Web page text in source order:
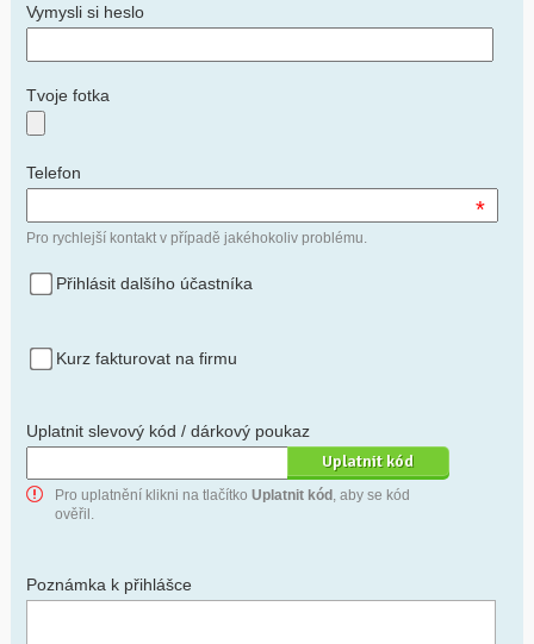
Vymysli si heslo
Tvoje fotka
Telefon
*
Pro rychlejší kontakt v případě jakéhokoliv problému.
Přihlásit dalšího účastníka
Kurz fakturovat na firmu
Uplatnit slevový kód / dárkový poukaz
Pro uplatnění klikni na tlačítko Uplatnit kód , aby se kód
ověřil.
Poznámka k přihlášce